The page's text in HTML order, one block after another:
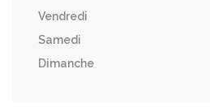
Vendredi
Samedi
Dimanche